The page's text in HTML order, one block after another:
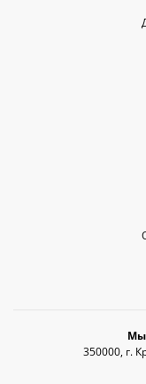
Мы
350000, г.